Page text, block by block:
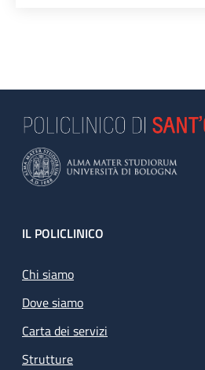
Footer
IL POLICLINICO
Chi siamo
Dove siamo
Carta dei servizi
Strutture